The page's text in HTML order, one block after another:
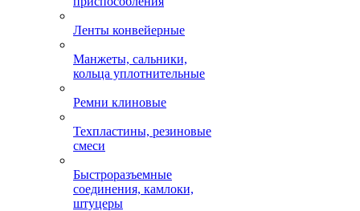
Ленты конвейерные
Манжеты, сальники,
кольца уплотнительные
Ремни клиновые
Техпластины, резиновые
смеси
Быстроразъемные
соединения, камлоки,
штуцеры